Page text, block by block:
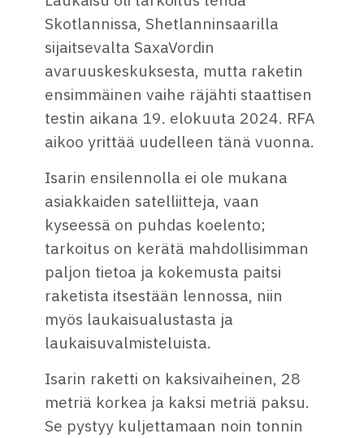
Skotlannissa, Shetlanninsaarilla
sijaitsevalta SaxaVordin
avaruuskeskuksesta, mutta raketin
ensimmäinen vaihe räjähti staattisen
testin aikana 19. elokuuta 2024. RFA
aikoo yrittää uudelleen tänä vuonna.
Isarin ensilennolla ei ole mukana
asiakkaiden satelliitteja, vaan
kyseessä on puhdas koelento;
tarkoitus on kerätä mahdollisimman
paljon tietoa ja kokemusta paitsi
raketista itsestään lennossa, niin
myös laukaisualustasta ja
laukaisuvalmisteluista.
Isarin raketti on kaksivaiheinen, 28
metriä korkea ja kaksi metriä paksu.
Se pystyy kuljettamaan noin tonnin